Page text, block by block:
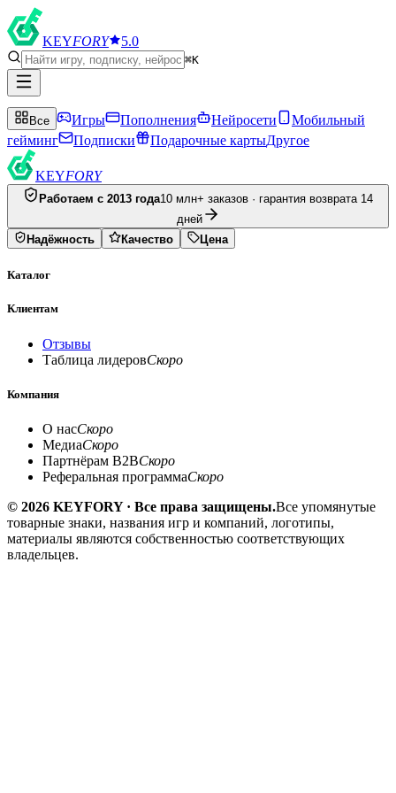
KEYFORY 5.0
⌘K
Все Игры Пополнения Нейросети
Мобильный
гейминг
Подписки Подарочные картыДругое
KEYFORY
Работаем с 2013 года10 млн+ заказов · гарантия возврата 14
дней
Надёжность
Качество Цена
Каталог
Клиентам
Отзывы
Таблица лидеровСкоро
Компания
О насСкоро
МедиаСкоро
Партнёрам B2BСкоро
Реферальная программаСкоро
© 2026 KEYFORY · Все права защищены.Все упомянутые
товарные знаки, названия игр и компаний, логотипы,
материалы являются собственностью соответствующих
владельцев.